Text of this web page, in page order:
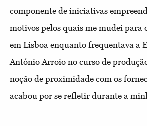
componente de iniciativas
motivos pelos quais me mudei para
em Lisboa enquanto frequentava a
António Arroio no curso de
noção de proximidade com os
acabou por se refletir durante a